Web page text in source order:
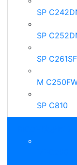
SP
SP
SP
M
SP C810